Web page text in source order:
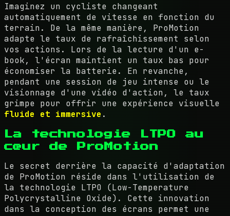
Imaginez un cycliste changeant
automatiquement de vitesse en fonction du
terrain. De la même manière, ProMotion
adapte le taux de rafraîchissement selon
vos actions. Lors de la lecture d'un e-
book, l'écran maintient un taux bas pour
économiser la batterie. En revanche,
pendant une session de jeu intense ou le
visionnage d'une vidéo d'action, le taux
grimpe pour offrir une expérience visuelle
fluide et immersive .
La technologie LTPO au
cœur de ProMotion
Le secret derrière la capacité d'adaptation
de ProMotion réside dans l'utilisation de
la technologie LTPO (Low-Temperature
Polycrystalline Oxide). Cette innovation
dans la conception des écrans permet une